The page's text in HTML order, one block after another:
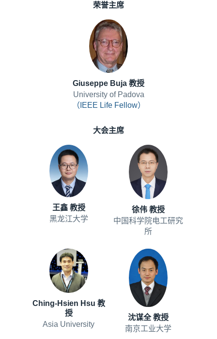
荣誉主席
Giuseppe Buja 教授
University of Padova
（IEEE Life Fellow）
大会主席
王鑫 教授
黑龙江大学
徐伟 教授
中国科学院电工研究
所
Ching-Hsien Hsu 教
授
Asia University
沈谋全 教授
南京工业大学